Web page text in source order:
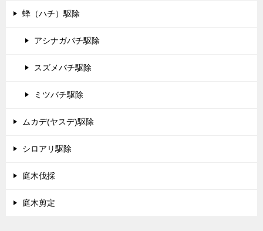
蜂（ハチ）駆除
アシナガバチ駆除
スズメバチ駆除
ミツバチ駆除
ムカデ(ヤスデ)駆除
シロアリ駆除
庭木伐採
庭木剪定